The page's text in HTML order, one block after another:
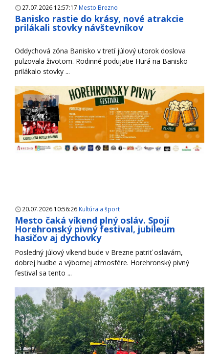
27.07.2026 12:57:17 Mesto Brezno
Banisko rastie do krásy, nové atrakcie
prilákali stovky návštevníkov
Oddychová zóna Banisko v tretí júlový utorok doslova
pulzovala životom. Rodinné podujatie Hurá na Banisko
prilákalo stovky ...
20.07.2026 10:56:26 Kultúra a šport
Mesto čaká víkend plný osláv. Spojí
Horehronský pivný festival, jubileum
hasičov aj dychovky
Posledný júlový víkend bude v Brezne patriť oslavám,
dobrej hudbe a výbornej atmosfére. Horehronský pivný
festival sa tento ...